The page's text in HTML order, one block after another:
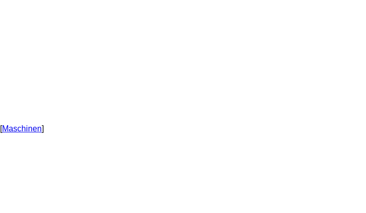
Maschinen]